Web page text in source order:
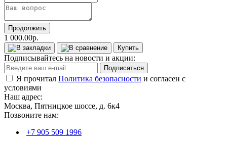
Продолжить
1 000.00р.
Купить
Подписывайтесь на новости и акции:
Подписаться
Я прочитал Политика безопасности и согласен с
условиями
Наш адрес:
Москва, Пятницкое шоссе, д. 6к4
Позвоните нам:
+7 905 509 1996